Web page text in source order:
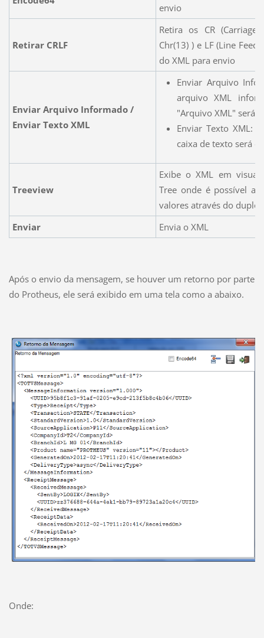
envio
Retirar CRLF
Retira os CR
Chr(13) ) e LF (Line Feed
do XML para envio
Enviar Arquivo Informado /
Enviar Texto XML
Enviar Arquivo
arquivo XML
"Arquivo XML" será
Enviar Texto XML:
caixa de texto será
Treeview
Exibe o XML em
Tree onde é possível
valores através do
Enviar
Envia o XML
Após o envio da mensagem, se houver um retorno por parte
do Protheus, ele será exibido em uma tela como a abaixo.
Onde: